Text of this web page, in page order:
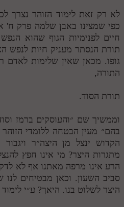
לא רק זאת לימוד הזוהר נצרך
כפי שמצינו באבן שלמה פרק ח'
חיים לפנימיות הגוף שהוא הנפש
תורת הנסתר מעניק חיות לנפש
גופו. מכאן שאין שלימות לאדם
התורה,
תורת הסוד.
וממשיך שם ״והעוסקים ברמז
בהם״ מעין הבטחה ללומדי
הקדוש ינצל מן היצה״ר ויגבור
מתגרות היצר? מי אינו חפץ
הרע אינו מרפה מאתנו אף לא
סביב השעון. וכאן מבטיחים לנו
היצר לשלוט בנו. היאך? ע״י לימוד